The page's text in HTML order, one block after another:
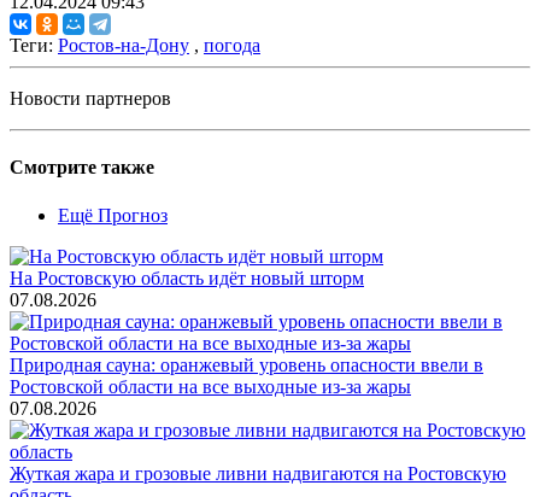
Теги: Ростов-на-Дону , погода
Новости партнеров
Смотрите также
Ещё Прогноз
На Ростовскую область идёт новый шторм
07.08.2026
Природная сауна: оранжевый уровень опасности ввели в
Ростовской области на все выходные из-за жары
07.08.2026
Жуткая жара и грозовые ливни надвигаются на Ростовскую